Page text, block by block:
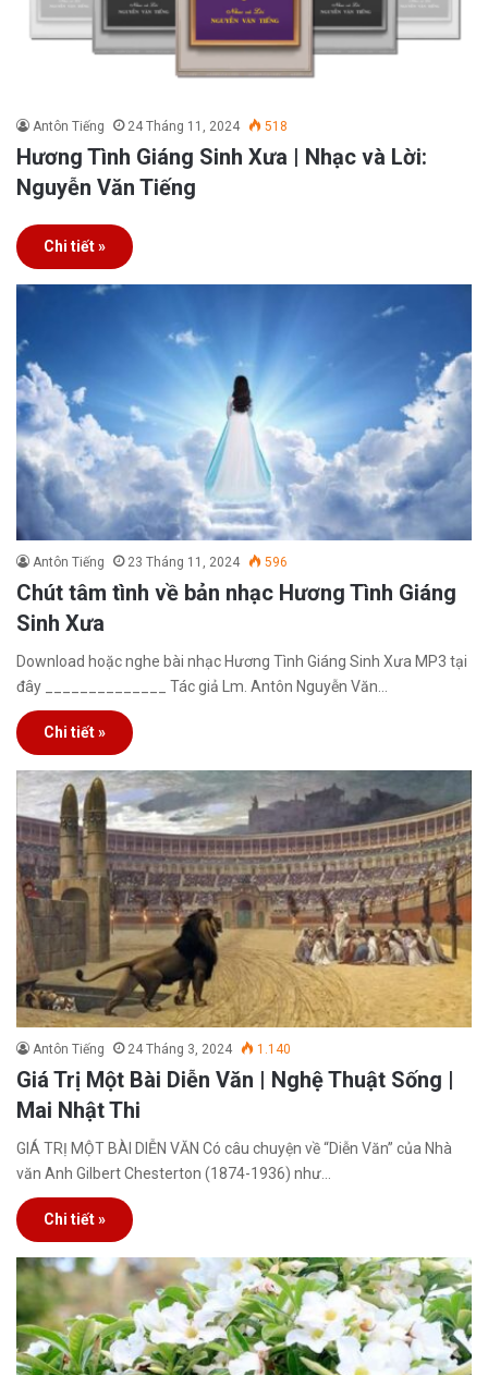
Antôn Tiếng 24 Tháng 11, 2024 518
Hương Tình Giáng Sinh Xưa | Nhạc và Lời:
Nguyễn Văn Tiếng
Chi tiết »
Antôn Tiếng 23 Tháng 11, 2024 596
Chút tâm tình về bản nhạc Hương Tình Giáng
Sinh Xưa
Download hoặc nghe bài nhạc Hương Tình Giáng Sinh Xưa MP3 tại
đây ______________ Tác giả Lm. Antôn Nguyễn Văn…
Chi tiết »
Antôn Tiếng 24 Tháng 3, 2024 1.140
Giá Trị Một Bài Diễn Văn | Nghệ Thuật Sống |
Mai Nhật Thi
GIÁ TRỊ MỘT BÀI DIỄN VĂN Có câu chuyện về “Diễn Văn” của Nhà
văn Anh Gilbert Chesterton (1874-1936) như…
Chi tiết »